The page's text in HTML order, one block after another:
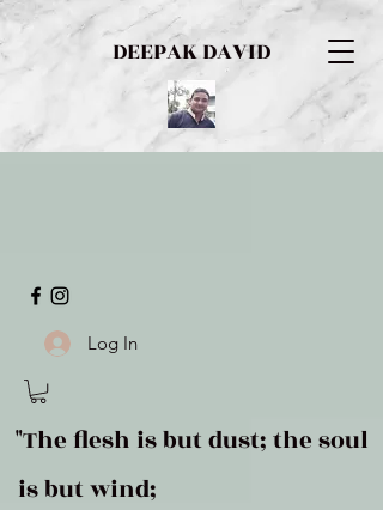
DEEPAK DAVID
Log In
"The flesh is but dust; the soul
is but wind;